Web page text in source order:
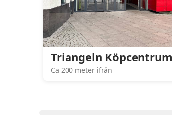
Triangeln Köpcentrum
Ca 200 meter ifrån